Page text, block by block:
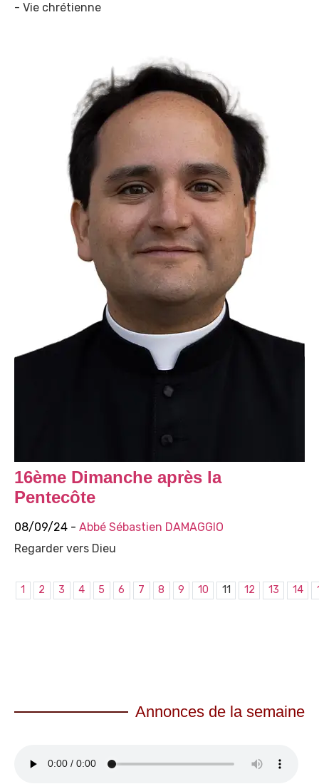
- Vie chrétienne
16ème Dimanche après la
Pentecôte
08/09/24 - Abbé Sébastien DAMAGGIO
Regarder vers Dieu
1 2 3 4 5 6 7 8 9 10 11 12 13 14
Annonces de la semaine